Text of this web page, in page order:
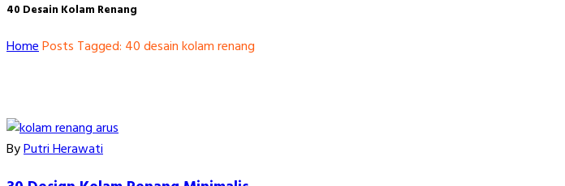
40 Desain Kolam Renang
HomePosts Tagged: 40 desain kolam renang
ByPutri Herawati